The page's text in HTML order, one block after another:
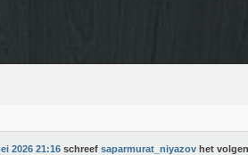
2026 21:16 schreef saparmurat_niyazov het